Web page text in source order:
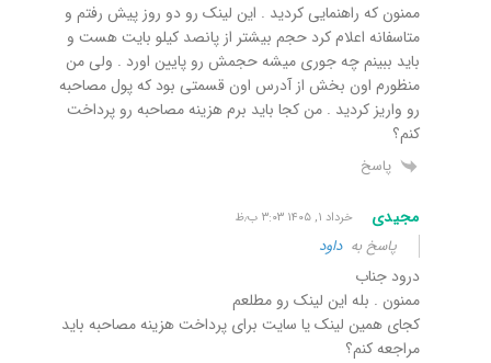
ممنون که راهنمایی کردید . این لینک رو دو روز پیش رفتم و
متاسفانه اعلام کرد حجم بیشتر از پانصد کیلو بایت هست و
باید ببینم چه جوری میشه حجمش رو پایین اورد . ولی من
منظورم اون بخش از آدرس اون قسمتی بود که پول مصاحبه
رو واریز کردید . من کجا باید برم هزینه مصاحبه رو پرداخت
کنم؟
پاسخ
مجیدی خرداد ۱, ۱۴۰۵ ۳:۰۳ ب٫ظ
پاسخ بهداود
درود جناب
ممنون . بله این لینک رو مطلعم
کجای همین لینک یا سایت برای پرداخت هزینه مصاحبه باید
مراجعه کنم؟